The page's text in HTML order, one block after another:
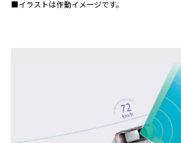
■イラストは作動イメージです。